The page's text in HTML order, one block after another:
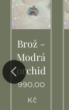
Brož -
Modrá
orchidej
990,00
Kč